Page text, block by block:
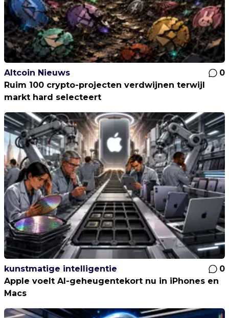
Altcoin Nieuws
0
Ruim 100 crypto-projecten verdwijnen terwijl
markt hard selecteert
kunstmatige intelligentie
0
Apple voelt AI-geheugentekort nu in iPhones en
Macs